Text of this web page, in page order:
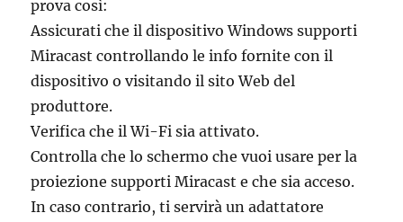
prova così:
Assicurati che il dispositivo Windows supporti
Miracast controllando le info fornite con il
dispositivo o visitando il sito Web del
produttore.
Verifica che il Wi-Fi sia attivato.
Controlla che lo schermo che vuoi usare per la
proiezione supporti Miracast e che sia acceso.
In caso contrario, ti servirà un adattatore